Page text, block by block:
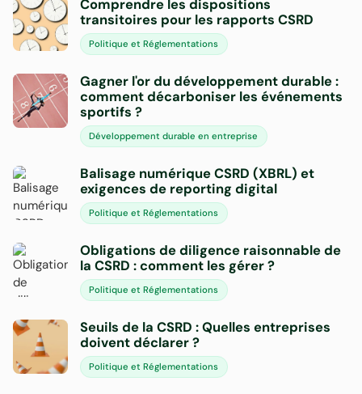
Comprendre les dispositions
transitoires pour les rapports CSRD
Politique et Réglementations
Gagner l'or du développement durable :
comment décarboniser les événements
sportifs ?
Développement durable en entreprise
Balisage numérique CSRD (XBRL) et
exigences de reporting digital
Politique et Réglementations
Obligations de diligence raisonnable de
la CSRD : comment les gérer ?
Politique et Réglementations
Seuils de la CSRD : Quelles entreprises
doivent déclarer ?
Politique et Réglementations